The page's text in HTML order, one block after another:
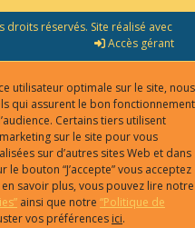
réservés. Site réalisé avec
Accès gérant
utilisateur optimale sur le site, nous
qui assurent le bon fonctionnement
Certains tiers utilisent
sur le site pour vous
sur d’autres sites Web et dans
bouton “J’accepte” vous acceptez
savoir plus, vous pouvez lire notre
ainsi que notre “Politique de
vos préférences ici.